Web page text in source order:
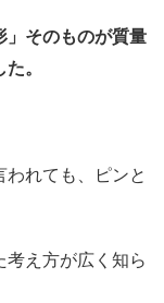
」そのものが質量
。
れても、ピンと
考え方が広く知ら